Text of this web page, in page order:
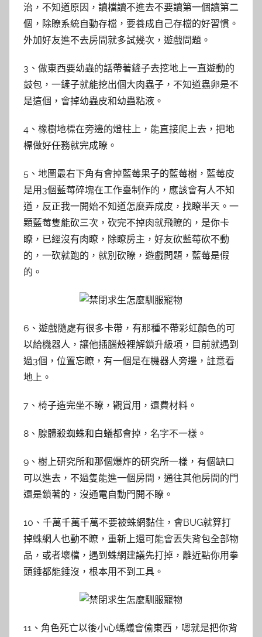
治，不知道原因，讀檔讀不進去不要讀第一個讀第二
個，除瞭系統自動存檔，要養成自己存檔的好習慣。
外加好友進不去房間就多試幾次，遊戲問題。
3、做東西要幼蟲的話帶著鏟子去挖地上一直遊動的
鼓包，一鏟子就能挖出個大肉蟲子，不知道蟲卵是不
是這個，會掉幼蟲皮和幼蟲粘液。
4、橡樹地標在旁邊的燈柱上，能直接爬上去，把地
標做好任務就完成瞭。
5、地圖最右下角有會掉藍莓果子的藍莓樹，藍莓皮
是用3個藍莓碎塊在工作臺制作的，應該會有人不知
道，反正我一開始不知道怎麼弄成皮，找瞭半天。一
顆藍莓隻能砍三次，砍完不掉肉就飛瞭的，是你卡
瞭，已經沒有肉瞭，除瞭房主，好友砍藍莓砍不動
的，一砍就跑的，就別砍瞭，遊戲問題，藍莓是假
的。
6、遊戲隨處有很多卡帶，有那種不帶彩虹顏色的可
以給機器人，讓他插腦殼裡解鎖升級項，目前就遇到
過3個，位置忘瞭，有一個是在機器人旁邊，註意看
地上。
7、椅子造完坐不瞭，觀賞用，還費材料。
8、腺體殺蜘蛛和白蟻都會掉，名字不一樣。
9、樹上研究所和那個爆炸的研究所一樣，有個缺口
可以進去，不過隻能進一個房間，通往其他房間的門
還是鎖著的，沒通電自動門開不瞭。
10、千萬千萬千萬不要被蛛網黏住，會BUG就算打
掉蛛網人也動不瞭，重新上還可能會丟失背包全部物
品，或者壞檔，遇到蛛網建議先打掉，離近點你用拳
頭錘都能錘沒，根本用不到工具。
11、角色死亡以後小心螞蟻會偷東西，嗯就是把你背